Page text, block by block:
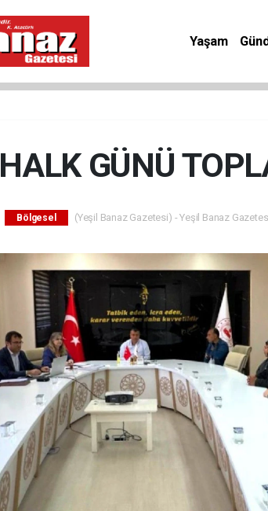
Yaşam
HALK GÜNÜ
Bölgesel (Yeşil Banaz Gazetesi) - Yeşil Banaz